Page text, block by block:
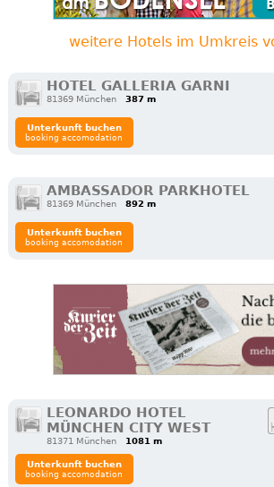
weitere Hotels im Umkreis
HOTEL GALLERIA GARNI
81369 München 387 m
Unterkunft buchen
booking accomodation
AMBASSADOR PARKHOTEL
81369 München 892 m
Unterkunft buchen
booking accomodation
LEONARDO HOTEL
MÜNCHEN CITY WEST
81371 München 1081 m
Unterkunft buchen
booking accomodation